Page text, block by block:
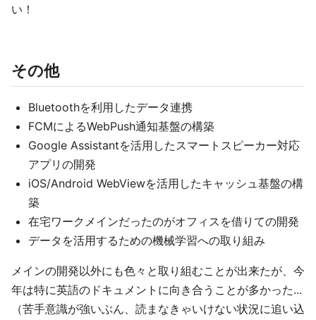
い！
その他
Bluetoothを利用したデータ連携
FCMによるWebPush通知基盤の構築
Google Assistantを活用したスマートスピーカー対応
アプリの開発
iOS/Android WebViewを活用したキャッシュ基盤の構
築
在宅ワークメインだったのがオフィスを借りての開発
データを活用するための機械学習への取り組み
メインの開発以外にも色々と取り組むことが出来たが、今
年は特に英語のドキュメントに向き合うことが多かった...
（苦手意識が強いぶん、読まなきゃいけない状況に追い込